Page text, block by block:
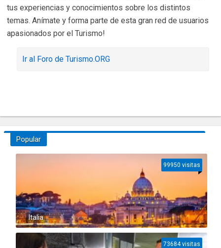
tus experiencias y conocimientos sobre los distintos
temas. Anímate y forma parte de esta gran red de usuarios
apasionados por el Turismo!
Ir al Foro de Turismo.ORG
Popular
Italia
99950 visitas
73684 visitas